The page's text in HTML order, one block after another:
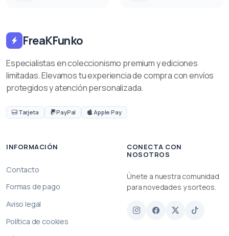
FreaKFunko
Especialistas en coleccionismo premium y ediciones
limitadas. Elevamos tu experiencia de compra con envíos
protegidos y atención personalizada.
Tarjeta PayPal Apple Pay
INFORMACIÓN
Contacto
Formas de pago
Aviso legal
Política de cookies
CONECTA CON
NOSOTROS
Únete a nuestra comunidad
para novedades y sorteos.